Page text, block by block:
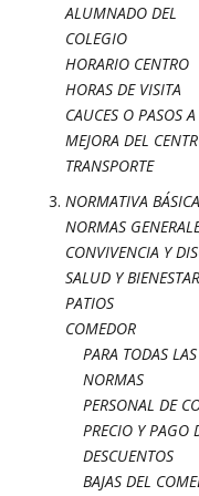
ALUMNADO DEL
COLEGIO
HORARIO CENTRO
HORAS DE VISITA
CAUCES O PASOS
MEJORA DEL
TRANSPORTE
NORMATIVA
NORMAS
CONVIVENCIA Y
SALUD Y BIENESTAR
PATIOS
COMEDOR
PARA TODAS
NORMAS
PERSONAL DE
PRECIO Y PAGO
DESCUENTOS
BAJAS DEL